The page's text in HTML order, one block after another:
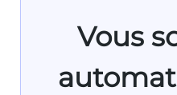
Vous